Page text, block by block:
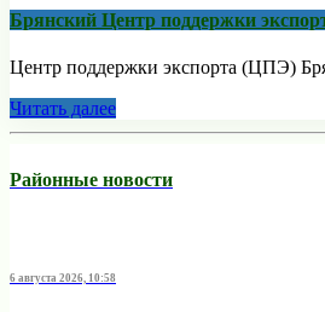
Брянский Центр поддержки
Центр поддержки экспорта (ЦПЭ)
Читать далее
Районные новости
6 августа 2026, 10:58